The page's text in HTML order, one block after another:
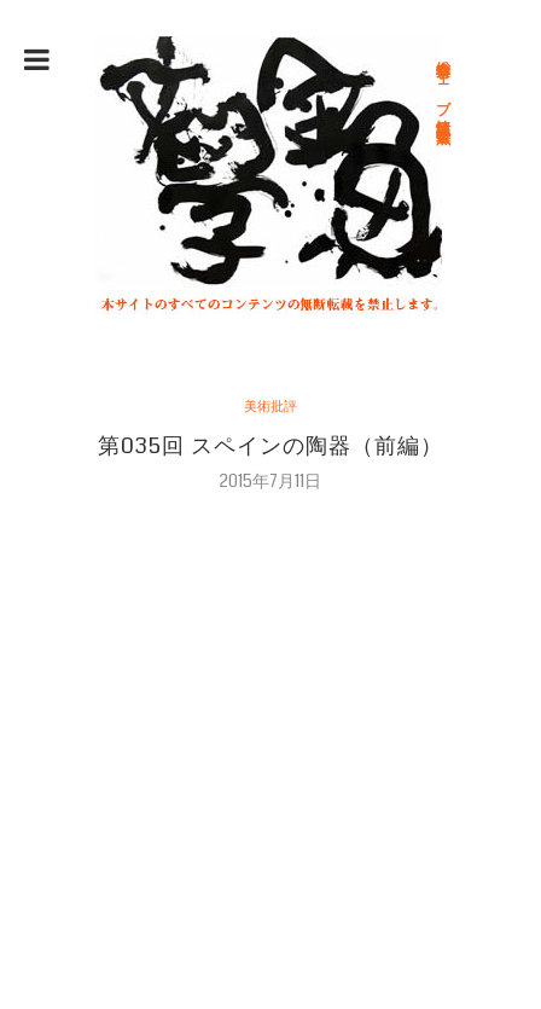
総合文学ウェブ情報誌 文学金魚
美術批評
第035回 スペインの陶器（前編）
2015年7月11日